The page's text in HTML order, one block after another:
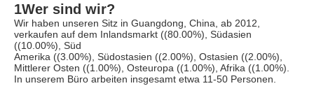
1Wer sind wir?
Wir haben unseren Sitz in Guangdong, China, ab 2012,
verkaufen auf dem Inlandsmarkt ((80.00%), Südasien
((10.00%), Süd
Amerika ((3.00%), Südostasien ((2.00%), Ostasien ((2.00%),
Mittlerer Osten ((1.00%), Osteuropa ((1.00%), Afrika ((1.00%).
In unserem Büro arbeiten insgesamt etwa 11-50 Personen.